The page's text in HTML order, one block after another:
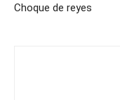
Choque de reyes